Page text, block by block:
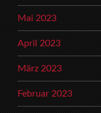
Mai 2023
April 2023
März 2023
Februar 2023